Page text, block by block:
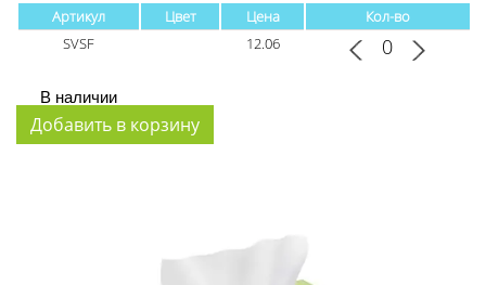
Артикул Цвет Цена
Кол-во
SVSF
12.06
В наличии